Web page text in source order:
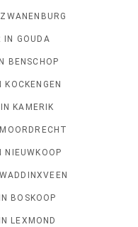
IN GOUDA
BENSCHOP
KOCKENGEN
KAMERIK
NIEUWKOOP
BOSKOOP
LEXMOND